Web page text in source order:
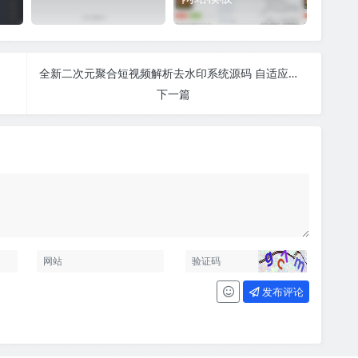
全新二次元聚合短视频解析去水印系统源码 自适应双端
下一篇
发布评论